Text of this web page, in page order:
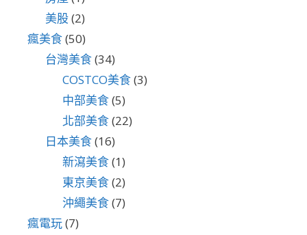
美股(2)
瘋美食(50)
台灣美食(34)
COSTCO美食(3)
中部美食(5)
北部美食(22)
日本美食(16)
新瀉美食(1)
東京美食(2)
沖繩美食(7)
瘋電玩(7)